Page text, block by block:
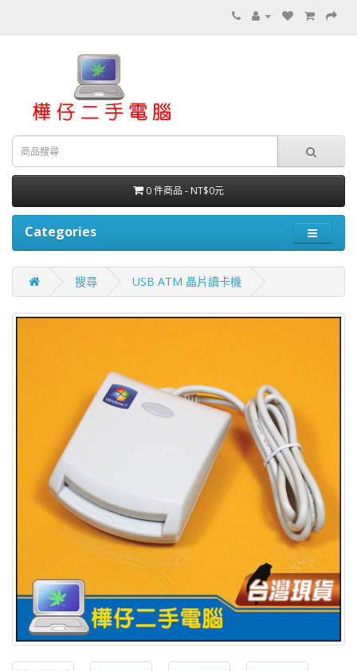
0 件商品 - NT$0元
Categories
搜尋 USB ATM 晶片讀卡機